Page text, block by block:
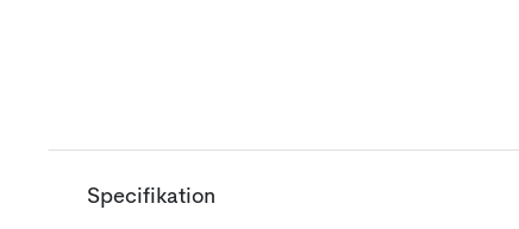
Specifikation